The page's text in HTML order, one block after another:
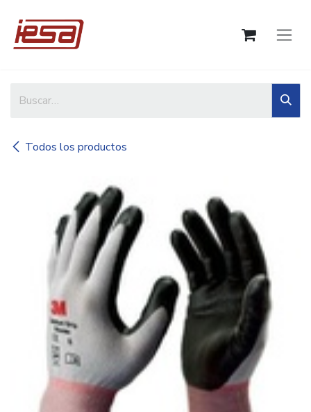
Todos los productos